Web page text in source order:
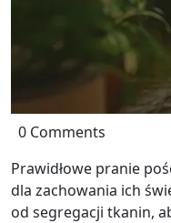
0 Comments
Prawidłowe pranie
dla zachowania ich
od segregacji tkanin,